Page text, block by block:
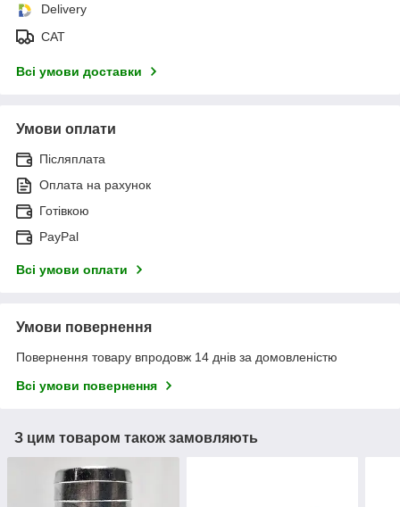
Delivery
САТ
Всі умови доставки
Умови оплати
Післяплата
Оплата на рахунок
Готівкою
PayPal
Всі умови оплати
Умови повернення
Повернення товару впродовж 14 днів за домовленістю
Всі умови повернення
З цим товаром також замовляють